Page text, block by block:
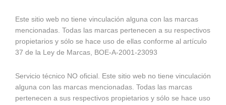
Este sitio web no tiene vinculación alguna con las marcas
mencionadas. Todas las marcas pertenecen a su respectivos
propietarios y sólo se hace uso de ellas conforme al artículo
37 de la Ley de Marcas, BOE-A-2001-23093
Servicio técnico NO oficial. Este sitio web no tiene vinculación
alguna con las marcas mencionadas. Todas las marcas
pertenecen a sus respectivos propietarios y sólo se hace uso